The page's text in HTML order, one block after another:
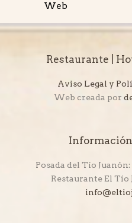
Web
Restaurante |
Aviso Legal y
Web creada por
Posada del Tío Juanón:
Restaurante El Tío